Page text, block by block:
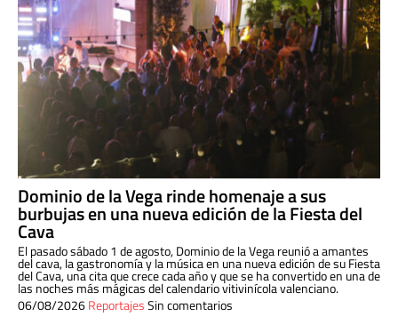
Dominio de la Vega rinde homenaje a sus
burbujas en una nueva edición de la Fiesta del
Cava
El pasado sábado 1 de agosto, Dominio de la Vega reunió a amantes
del cava, la gastronomía y la música en una nueva edición de su Fiesta
del Cava, una cita que crece cada año y que se ha convertido en una de
las noches más mágicas del calendario vitivinícola valenciano.
06/08/2026ReportajesSin comentarios